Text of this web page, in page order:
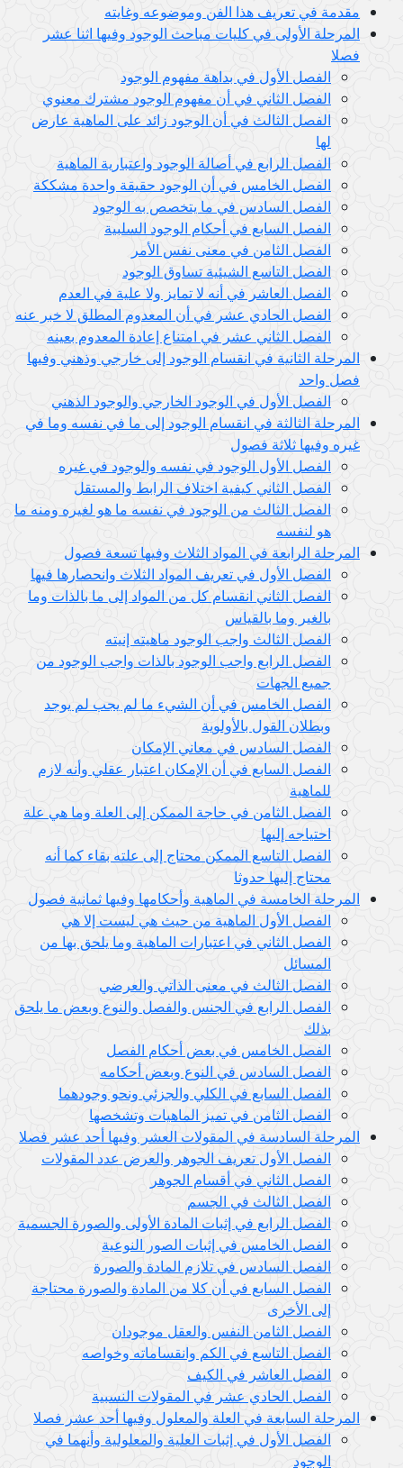
مقدمة في تعريف هذا الفن وموضوعه وغايته
المرحلة الأولى في كليات مباحث الوجود وفيها اثنا عشر
فصلا
الفصل الأول في بداهة مفهوم الوجود
الفصل الثاني في أن مفهوم الوجود مشترك معنوي
الفصل الثالث في أن الوجود زائد على الماهية عارض
لها
الفصل الرابع في أصالة الوجود واعتبارية الماهية
الفصل الخامس في أن الوجود حقيقة واحدة مشككة
الفصل السادس في ما يتخصص به الوجود
الفصل السابع في أحكام الوجود السلبية
الفصل الثامن في معنى نفس الأمر
الفصل التاسع الشيئية تساوق الوجود
الفصل العاشر في أنه لا تمايز ولا علية في العدم
الفصل الحادي عشر في أن المعدوم المطلق لا خبر عنه
الفصل الثاني عشر في امتناع إعادة المعدوم بعينه
المرحلة الثانية في انقسام الوجود إلى خارجي وذهني وفيها
فصل واحد
الفصل الأول في الوجود الخارجي والوجود الذهني
المرحلة الثالثة في انقسام الوجود إلى ما في نفسه وما في
غيره وفيها ثلاثة فصول
الفصل الأول الوجود في نفسه والوجود في غيره
الفصل الثاني كيفية اختلاف الرابط والمستقل
الفصل الثالث من الوجود في نفسه ما هو لغيره ومنه ما
هو لنفسه
المرحلة الرابعة في المواد الثلاث وفيها تسعة فصول
الفصل الأول في تعريف المواد الثلاث وانحصارها فيها
الفصل الثاني انقسام كل من المواد إلى ما بالذات وما
بالغير وما بالقياس
الفصل الثالث واجب الوجود ماهيته إنيته
الفصل الرابع واجب الوجود بالذات واجب الوجود من
جميع الجهات
الفصل الخامس في أن الشيء ما لم يجب لم يوجد
وبطلان القول بالأولوية
الفصل السادس في معاني الإمكان
الفصل السابع في أن الإمكان اعتبار عقلي وأنه لازم
للماهية
الفصل الثامن في حاجة الممكن إلى العلة وما هي علة
احتياجه إليها
الفصل التاسع الممكن محتاج إلى علته بقاء كما أنه
محتاج إليها حدوثا
المرحلة الخامسة في الماهية وأحكامها وفيها ثمانية فصول
الفصل الأول الماهية من حيث هي ليست إلا هي
الفصل الثاني في اعتبارات الماهية وما يلحق بها من
المسائل
الفصل الثالث في معنى الذاتي والعرضي
الفصل الرابع في الجنس والفصل والنوع وبعض ما يلحق
بذلك
الفصل الخامس في بعض أحكام الفصل
الفصل السادس في النوع وبعض أحكامه
الفصل السابع في الكلي والجزئي ونحو وجودهما
الفصل الثامن في تميز الماهيات وتشخصها
المرحلة السادسة في المقولات العشر وفيها أحد عشر فصلا
الفصل الأول تعريف الجوهر والعرض عدد المقولات
الفصل الثاني في أقسام الجوهر
الفصل الثالث في الجسم
الفصل الرابع في إثبات المادة الأولى والصورة الجسمية
الفصل الخامس في إثبات الصور النوعية
الفصل السادس في تلازم المادة والصورة
الفصل السابع في أن كلا من المادة والصورة محتاجة
إلى الأخرى
الفصل الثامن النفس والعقل موجودان
الفصل التاسع في الكم وانقساماته وخواصه
الفصل العاشر في الكيف
الفصل الحادي عشر في المقولات النسبية
المرحلة السابعة في العلة والمعلول وفيها أحد عشر فصلا
الفصل الأول في إثبات العلية والمعلولية وأنهما في
الوجود